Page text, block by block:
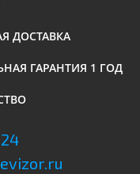
ДОСТАВКА
ГАРАНТИЯ 1 ГОД